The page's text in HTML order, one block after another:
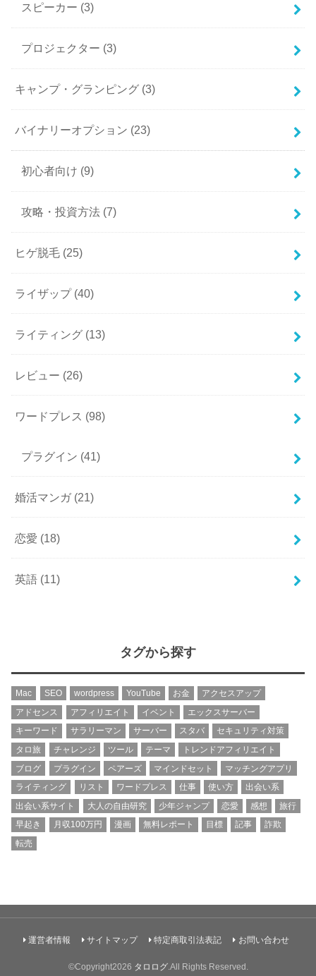
スピーカー (3)
プロジェクター (3)
キャンプ・グランピング (3)
バイナリーオプション (23)
初心者向け (9)
攻略・投資方法 (7)
ヒゲ脱毛 (25)
ライザップ (40)
ライティング (13)
レビュー (26)
ワードプレス (98)
プラグイン (41)
婚活マンガ (21)
恋愛 (18)
英語 (11)
タグから探す
Mac SEO wordpress YouTube お金
アクセスアップ
アドセンス
アフィリエイト イベント
エックスサーバー
キーワード
サラリーマン サーバー スタバ
セキュリティ対策
タロ旅
チャレンジ ツール テーマ
トレンドアフィリエイト
ブログ
プラグイン ペアーズ マインドセット
マッチングアプリ
ライティング
リスト ワードプレス 仕事 使い方
出会い系
出会い系サイト
大人の自由研究 少年ジャンプ 恋愛 感想
旅行
早起き
月収100万円 漫画 無料レポート 目標 記事
詐欺
転売
運営者情報 サイトマップ 特定商取引法表記 お問い合わせ
©Copyright2026 タロログ .All Rights Reserved.